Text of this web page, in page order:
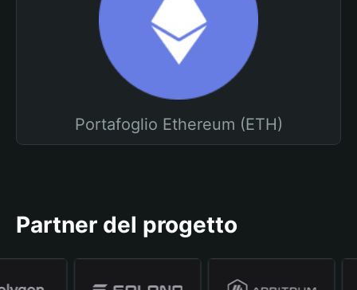
Portafoglio Ethereum (ETH)
Partner del progetto